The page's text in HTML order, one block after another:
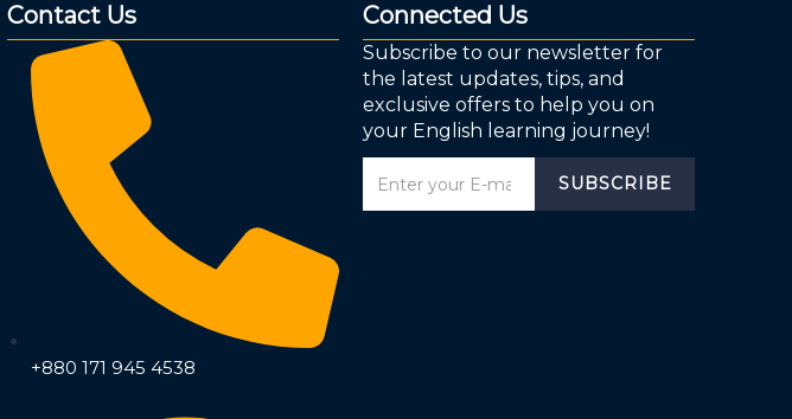
Contact Us
+880 171 945 4538
Connected Us
Subscribe to our newsletter for
the latest updates, tips, and
exclusive offers to help you on
your English learning journey!
SUBSCRIBE